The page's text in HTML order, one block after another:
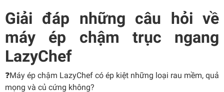
Giải đáp những câu hỏi về
máy ép chậm trục ngang
LazyChef
❓Máy ép chậm LazyChef có ép kiệt những loại rau mềm, quả
mọng và củ cứng không?